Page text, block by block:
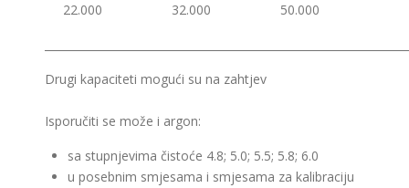
22.000 32.000 50.000
Drugi kapaciteti mogući su na zahtjev
Isporučiti se može i argon:
sa stupnjevima čistoće 4.8; 5.0; 5.5; 5.8; 6.0
u posebnim smjesama i smjesama za kalibraciju